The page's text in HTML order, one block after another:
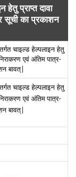
हेतु प्राप्त दावा
सूची का प्रकाशन
चाइल्ड हेल्पलाइन हेतु
एवं अंतिम पात्र-
बावत्|
चाइल्ड हेल्पलाइन हेतु
एवं अंतिम पात्र-
बावत्|